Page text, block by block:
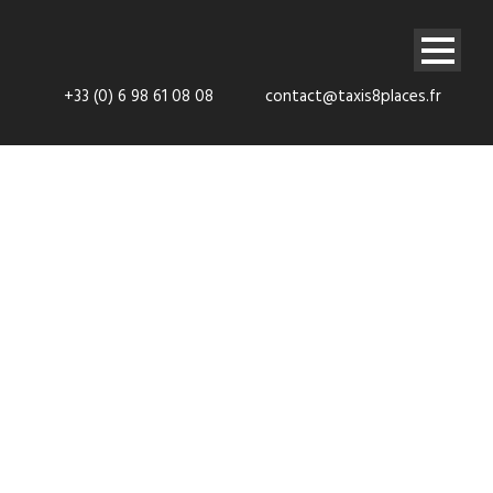
+33 (0) 6 98 61 08 08 contact@taxis8places.fr